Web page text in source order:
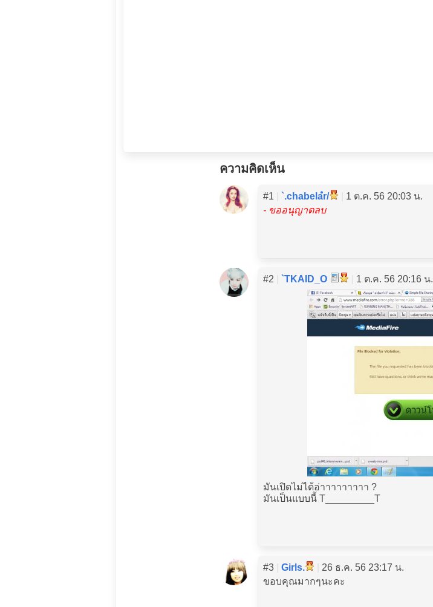
ความคิดเห็น
#1 `.chabelaํr/
1 ต.ค. 56 20:03 น.
- ขออนุญาตลบ
#2 `TKAID_O 1 ต.ค. 56 20:16 น.
มันเปิดไม่ได้อ่าาาาาาาาา ?
มันเป็นแบบนี้ T_________T
#3 Girls.
26 ธ.ค. 56 23:17 น.
ขอบคุณมากๆนะคะ